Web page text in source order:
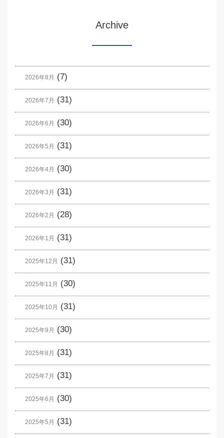
Archive
2026年8月 (7)
2026年7月 (31)
2026年6月 (30)
2026年5月 (31)
2026年4月 (30)
2026年3月 (31)
2026年2月 (28)
2026年1月 (31)
2025年12月 (31)
2025年11月 (30)
2025年10月 (31)
2025年9月 (30)
2025年8月 (31)
2025年7月 (31)
2025年6月 (30)
2025年5月 (31)